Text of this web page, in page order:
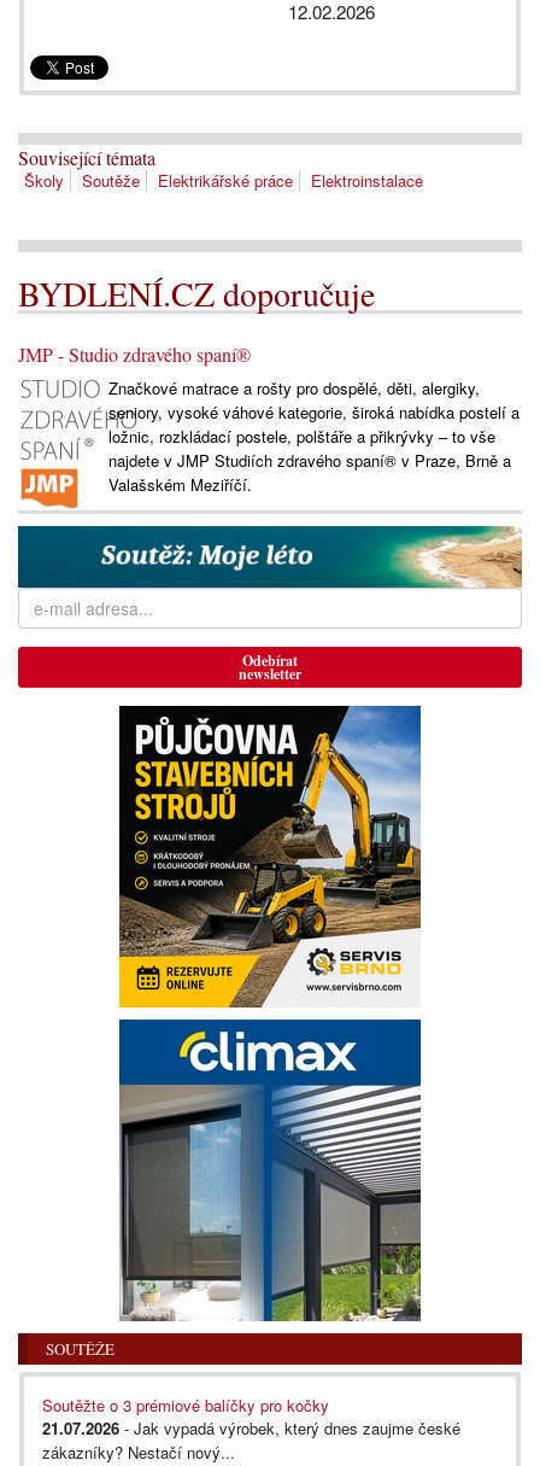
12.02.2026
Související témata
Školy Soutěže Elektrikářské práce Elektroinstalace
BYDLENÍ.CZ doporučuje
JMP - Studio zdravého spaní®
Značkové matrace a rošty pro dospělé, děti, alergiky,
seniory, vysoké váhové kategorie, široká nabídka postelí a
ložnic, rozkládací postele, polštáře a přikrývky – to vše
najdete v JMP Studiích zdravého spaní® v Praze, Brně a
Valašském Meziříčí.
Odebírat
newsletter
SOUTĚŽE
Soutěžte o 3 prémiové balíčky pro kočky
21.07.2026 - Jak vypadá výrobek, který dnes zaujme české
zákazníky? Nestačí nový...